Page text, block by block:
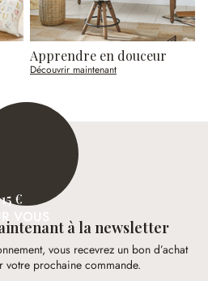
Apprendre en douceur
Découvrir maintenant
15 €
VOUS
à la newsletter
vous recevrez un bon d’achat
votre prochaine commande.